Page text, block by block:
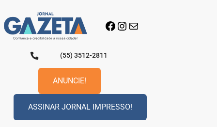
para
o
conteúdo
Facebook
Instagram
E-mail
(55) 3512-2811
ANUNCIE!
ASSINAR JORNAL IMPRESSO!